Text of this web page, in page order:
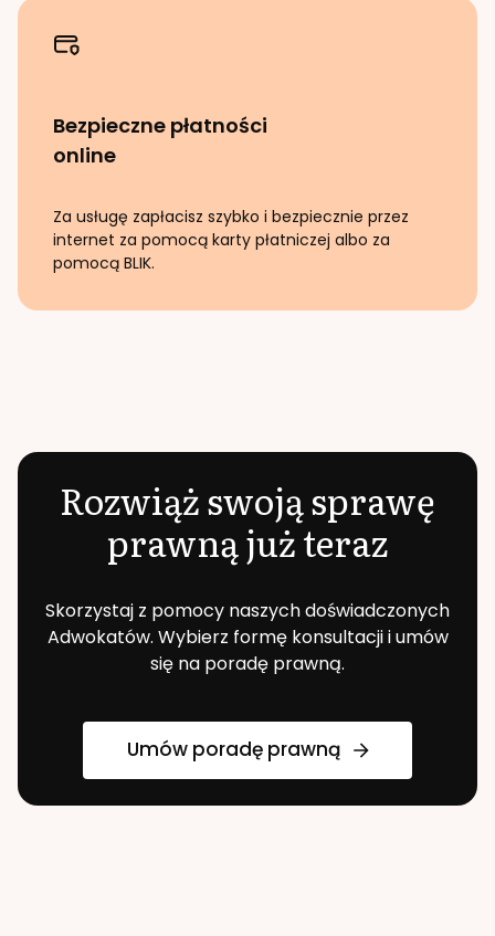
Bezpieczne płatności
online
Za usługę zapłacisz szybko i bezpiecznie przez
internet za pomocą karty płatniczej albo za
pomocą BLIK.
Rozwiąż swoją sprawę
prawną już teraz
Skorzystaj z pomocy naszych doświadczonych
Adwokatów. Wybierz formę konsultacji i umów
się na poradę prawną.
Umów poradę prawną